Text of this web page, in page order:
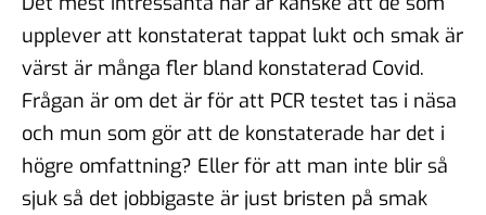
upplever att konstaterat tappat lukt och smak är
värst är många fler bland konstaterad Covid.
Frågan är om det är för att PCR testet tas i näsa
och mun som gör att de konstaterade har det i
högre omfattning? Eller för att man inte blir så
sjuk så det jobbigaste är just bristen på smak